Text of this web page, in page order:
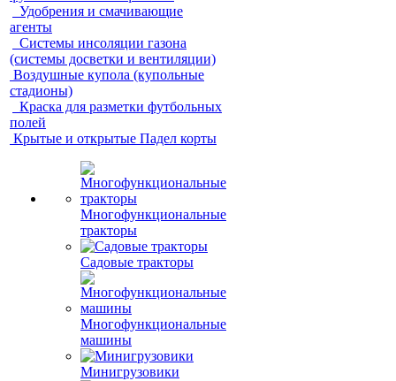
Удобрения и смачивающие
агенты
Системы инсоляции газона
(системы досветки и вентиляции)
Воздушные купола (купольные
стадионы)
Краска для разметки футбольных
полей
Крытые и открытые Падел корты
Многофункциональные
тракторы
Садовые тракторы
Многофункциональные
машины
Минигрузовики